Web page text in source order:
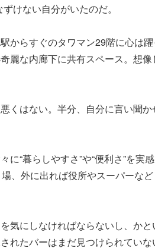
けない自分がいたのだ。
からすぐのタワマン29階に心は
麗な内廊下に共有スペース。想
くはない。半分、自分に言い聞
“暮らしやすさ”や“便利さ”を実
、外に出れば役所やスーパーな
気にしなければならないし、か
れたバーはまだ見つけられてい